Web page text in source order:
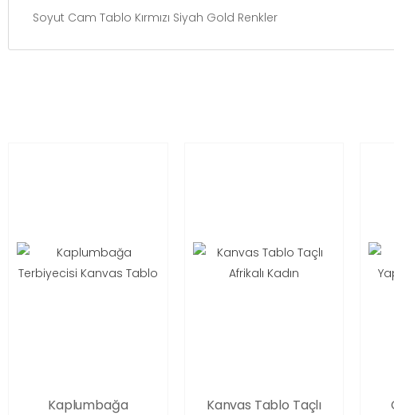
Soyut Cam Tablo Kırmızı Siyah Gold Renkler
Kaplumbağa
Kanvas Tablo Taçlı